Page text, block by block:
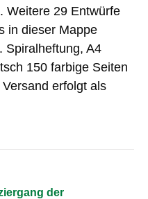
Weitere 29 Entwürfe
in dieser Mappe
Spiralheftung, A4
150 farbige Seiten
erfolgt als
der